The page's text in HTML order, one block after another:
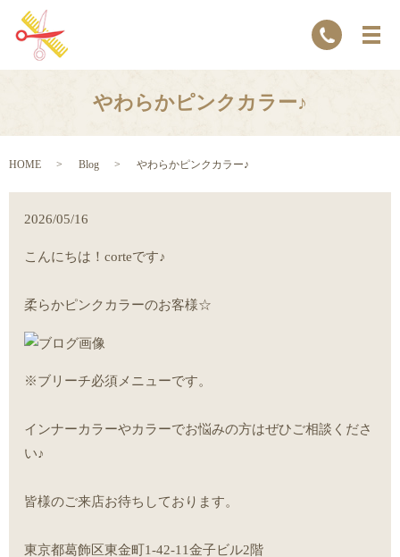
やわらかピンクカラー♪
HOME Blog やわらかピンクカラー♪
2026/05/16
こんにちは！corteです♪
柔らかピンクカラーのお客様☆
※ブリーチ必須メニューです。
インナーカラーやカラーでお悩みの方はぜひご相談くださ
い♪
皆様のご来店お待ちしております。
東京都葛飾区東金町1-42-11金子ビル2階